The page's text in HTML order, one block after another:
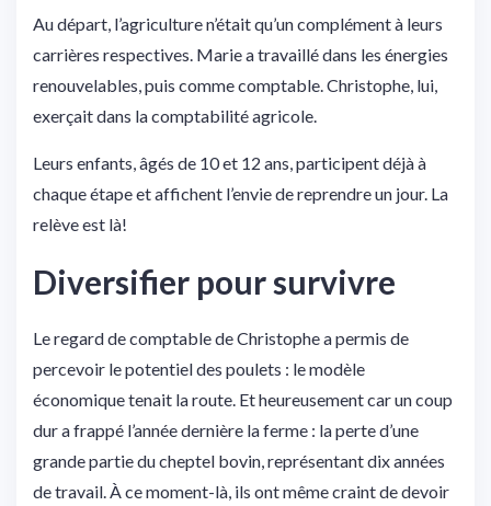
Au départ, l’agriculture n’était qu’un complément à leurs
carrières respectives. Marie a travaillé dans les énergies
renouvelables, puis comme comptable. Christophe, lui,
exerçait dans la comptabilité agricole.
Leurs enfants, âgés de 10 et 12 ans, participent déjà à
chaque étape et affichent l’envie de reprendre un jour. La
relève est là!
Diversifier pour survivre
Le regard de comptable de Christophe a permis de
percevoir le potentiel des poulets : le modèle
économique tenait la route. Et heureusement car un coup
dur a frappé l’année dernière la ferme : la perte d’une
grande partie du cheptel bovin, représentant dix années
de travail. À ce moment-là, ils ont même craint de devoir